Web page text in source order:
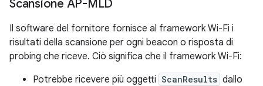
Scansione AP-MLD
Il software del fornitore fornisce al framework Wi-Fi i
risultati della scansione per ogni beacon o risposta di
probing che riceve. Ciò significa che il framework Wi-Fi:
Potrebbe ricevere più oggetti ScanResults dallo